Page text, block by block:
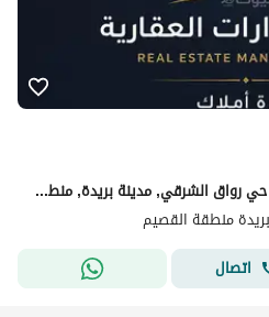
مستودع للإيجار في شارع خضيراء, حي رواق الشرقي, مدينة بريدة, منطقة القصيم
منطقة القصيم
اتصال